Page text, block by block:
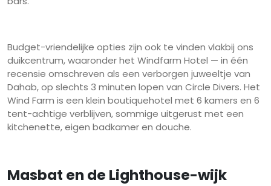
Budget-vriendelijke opties zijn ook te vinden vlakbij ons
duikcentrum, waaronder het Windfarm Hotel — in één
recensie omschreven als een verborgen juweeltje van
Dahab, op slechts 3 minuten lopen van Circle Divers. Het
Wind Farm is een klein boutiquehotel met 6 kamers en 6
tent-achtige verblijven, sommige uitgerust met een
kitchenette, eigen badkamer en douche.
Masbat en de Lighthouse-wijk